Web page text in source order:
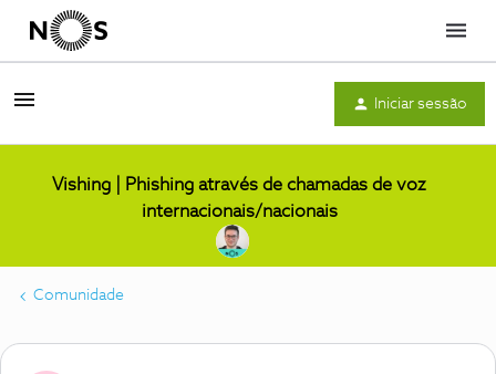
Menu
Iniciar sessão
Vishing | Phishing através de chamadas de voz
internacionais/nacionais
Comunidade